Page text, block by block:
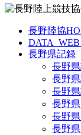
長野陸協
長野県記録
長野
長野
長野
長野
長野
長野